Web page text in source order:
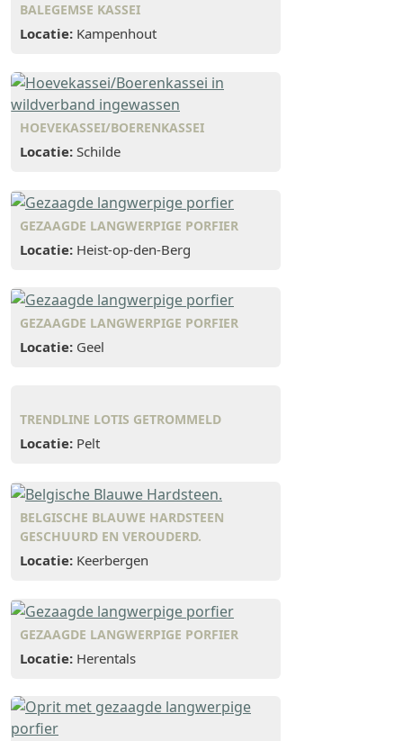
BALEGEMSE KASSEI
Locatie: Kampenhout
HOEVEKASSEI/BOERENKASSEI
Locatie: Schilde
GEZAAGDE LANGWERPIGE PORFIER
Locatie: Heist-op-den-Berg
GEZAAGDE LANGWERPIGE PORFIER
Locatie: Geel
TRENDLINE LOTIS GETROMMELD
Locatie: Pelt
BELGISCHE BLAUWE HARDSTEEN
GESCHUURD EN VEROUDERD.
Locatie: Keerbergen
GEZAAGDE LANGWERPIGE PORFIER
Locatie: Herentals